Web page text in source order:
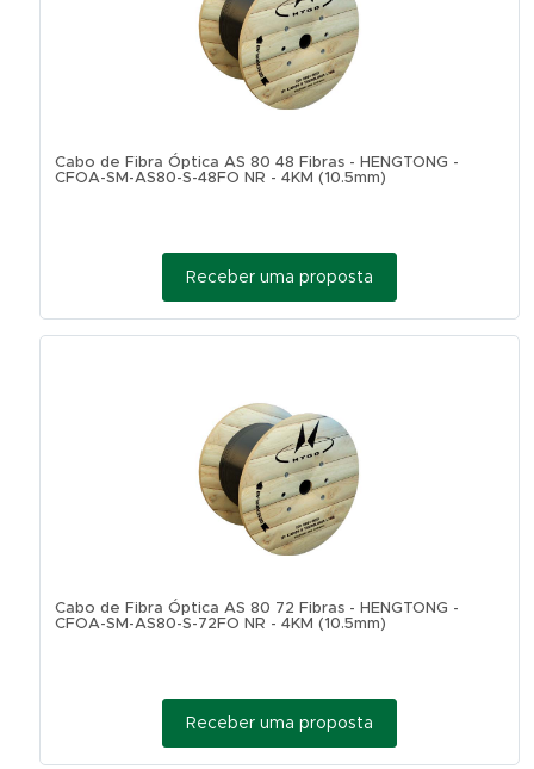
Cabo de Fibra Óptica AS 80 48 Fibras - HENGTONG -
CFOA-SM-AS80-S-48FO NR - 4KM (10.5mm)
Receber uma proposta
Cabo de Fibra Óptica AS 80 72 Fibras - HENGTONG -
CFOA-SM-AS80-S-72FO NR - 4KM (10.5mm)
Receber uma proposta